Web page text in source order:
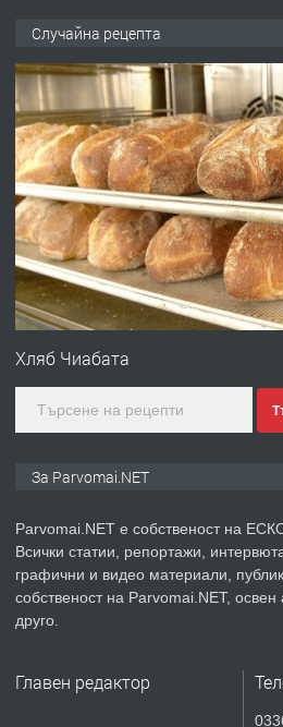
ПРЕДЛАГА Работа за
ПРЕДЛАГА
Първи поход
Войвода"
ПРЕДЛАГА
Монтажник
ПРЕДЛАГА Уроци по
Случайна рецепта
Хляб Чиабата
За Parvomai.NET
Parvomai.NET е собственост на
Всички статии, репортажи,
графични и видео материали,
собственост на Parvomai.NET,
друго.
Главен редактор